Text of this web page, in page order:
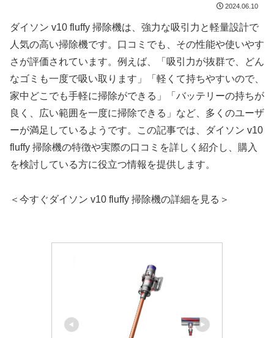
2024.06.10
ダイソン v10 fluffy 掃除機は、強力な吸引力と軽量設計で
人気の高い掃除機です。口コミでも、その性能や使いやす
さが評価されています。例えば、「吸引力が抜群で、どん
なゴミも一度で吸い取ります」「軽くて持ちやすいので、
家中どこでも手軽に掃除ができる」「バッテリーの持ちが
良く、広い範囲を一度に掃除できる」など、多くのユーザ
ーが満足しているようです。この記事では、ダイソン v10
fluffy 掃除機の特徴や実際の口コミを詳しく紹介し、購入
を検討している方に役立つ情報を提供します。
＜今すぐダイソン v10 fluffy 掃除機の詳細を見る＞